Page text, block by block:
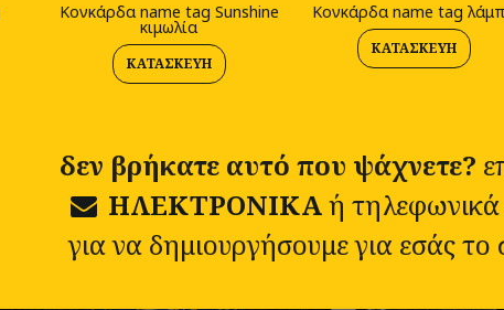
Κονκάρδα name tag Sunshine
κιμωλία
ΚΑΤΑΣΚΕΥΉ
Κονκάρδα name tag
ΚΑΤΑΣΚΕΥΉ
δεν βρήκατε αυτό που ψάχνετε?
ΗΛΕΚΤΡΟΝΙΚΑή
για να δημιουργήσουμε για εσάς το